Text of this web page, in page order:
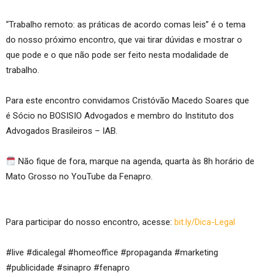
“Trabalho remoto: as práticas de acordo comas leis” é o tema
do nosso próximo encontro, que vai tirar dúvidas e mostrar o
que pode e o que não pode ser feito nesta modalidade de
trabalho.
Para este encontro convidamos Cristóvão Macedo Soares que
é Sócio no BOSISIO Advogados e membro do Instituto dos
Advogados Brasileiros – IAB.
Não fique de fora, marque na agenda, quarta às 8h horário de
Mato Grosso no YouTube da Fenapro.
Para participar do nosso encontro, acesse: bit.ly/Dica-Legal
#live #dicalegal #homeoffice #propaganda #marketing
#publicidade #sinapro #fenapro